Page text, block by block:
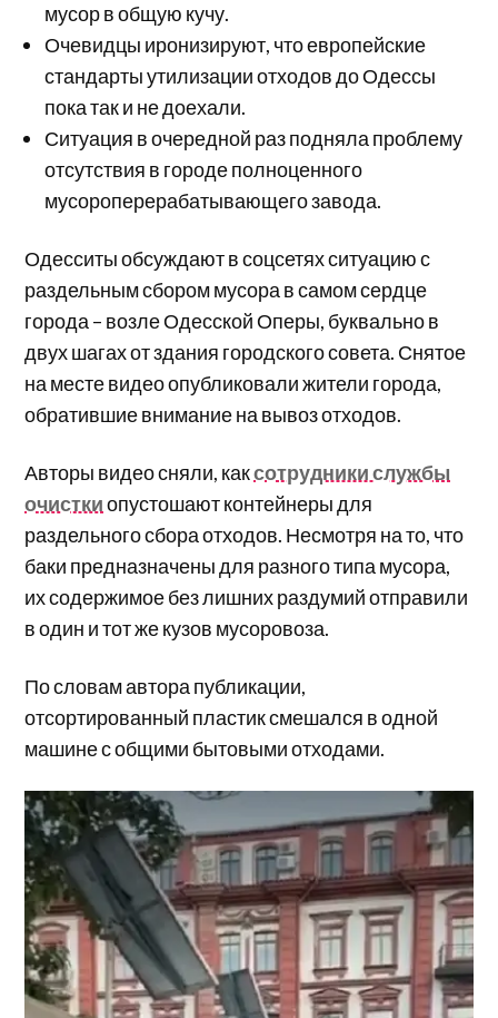
мусор в общую кучу.
Очевидцы иронизируют, что европейские
стандарты утилизации отходов до Одессы
пока так и не доехали.
Ситуация в очередной раз подняла проблему
отсутствия в городе полноценного
мусороперерабатывающего завода.
Одесситы обсуждают в соцсетях ситуацию с
раздельным сбором мусора в самом сердце
города – возле Одесской Оперы, буквально в
двух шагах от здания городского совета. Снятое
на месте видео опубликовали жители города,
обратившие внимание на вывоз отходов.
Авторы видео сняли, каксотрудники службы
очисткиопустошают контейнеры для
раздельного сбора отходов. Несмотря на то, что
баки предназначены для разного типа мусора,
их содержимое без лишних раздумий отправили
в один и тот же кузов мусоровоза.
По словам автора публикации,
отсортированный пластик смешался в одной
машине с общими бытовыми отходами.